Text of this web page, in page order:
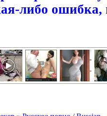
либо